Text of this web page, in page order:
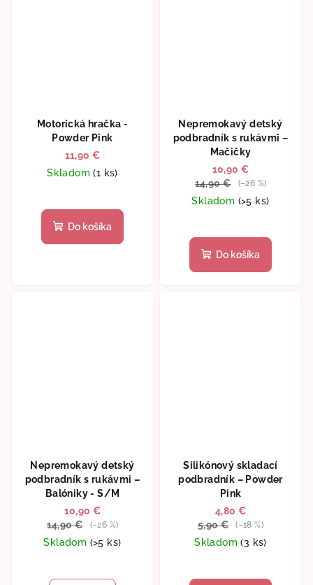
Motorická hračka -
Powder Pink
11,90 €
Skladom(1 ks)
Do košíka
Nepremokavý detský
podbradník s rukávmi –
Mačičky
10,90 €
14,90 €
(–26 %)
Skladom (>5 ks)
Do košíka
Nepremokavý detský
podbradník s rukávmi –
Balóniky - S/M
10,90 €
14,90 €
(–26 %)
Skladom (>5 ks)
Silikónový skladací
podbradník – Powder
Pink
4,80 €
5,90 €
(–18 %)
Skladom(3 ks)